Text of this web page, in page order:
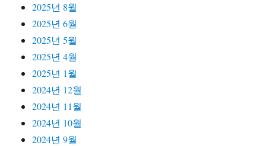
2025년 8월
2025년 6월
2025년 5월
2025년 4월
2025년 1월
2024년 12월
2024년 11월
2024년 10월
2024년 9월